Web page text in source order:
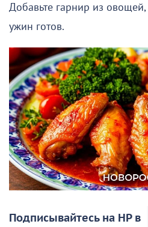
Добавьте гарнир из
ужин готов.
Подписывайтесь на НР в